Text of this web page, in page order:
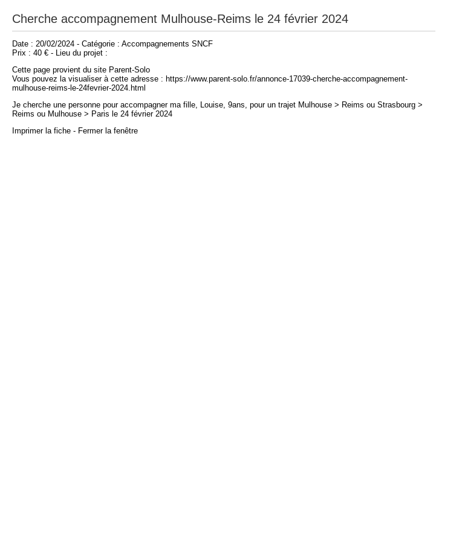
Cherche accompagnement Mulhouse-Reims le 24 février 2024
Date : 20/02/2024 - Catégorie : Accompagnements SNCF
Prix : 40 € - Lieu du projet :
Cette page provient du site Parent-Solo
Vous pouvez la visualiser à cette adresse : https://www.parent-solo.fr/annonce-17039-cherche-accompagnement-
mulhouse-reims-le-24fevrier-2024.html
Je cherche une personne pour accompagner ma fille, Louise, 9ans, pour un trajet Mulhouse > Reims ou Strasbourg >
Reims ou Mulhouse > Paris le 24 février 2024
Imprimer la fiche - Fermer la fenêtre